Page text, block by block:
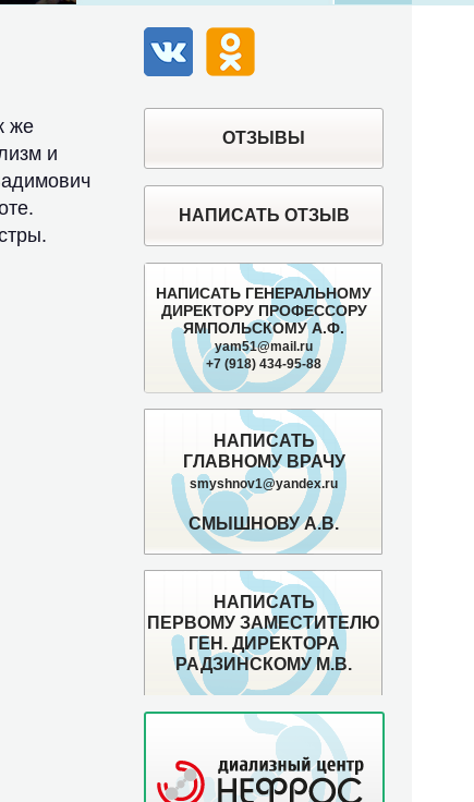
же
и
ВК
ОТЗЫВЫ
НАПИСАТЬ ОТЗЫВ
НАПИСАТЬ ГЕНЕРАЛЬНОМУ
ДИРЕКТОРУ ПРОФЕССОРУ
ЯМПОЛЬСКОМУ А.Ф.
yam51@mail.ru
+7 (918) 434-95-88
НАПИСАТЬ
ГЛАВНОМУ ВРАЧУ
smyshnov1@yandex.ru
СМЫШНОВУ А.В.
НАПИСАТЬ
ПЕРВОМУ ЗАМЕСТИТЕЛЮ
ГЕН. ДИРЕКТОРА
РАДЗИНСКОМУ М.В.